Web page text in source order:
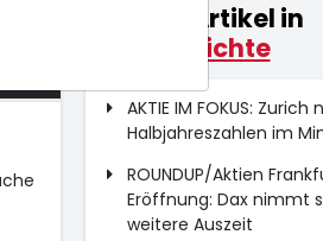
Weitere Artikel in
Marktberichte
AKTIE IM FOKUS: Zurich
Halbjahreszahlen im
ROUNDUP/Aktien
Eröffnung: Dax nimmt
weitere Auszeit